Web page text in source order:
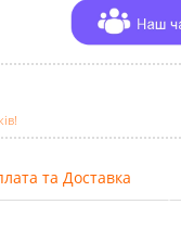
та Доставка